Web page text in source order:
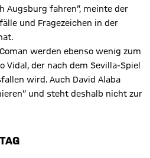
Augsburg fahren“, meinte der
und Fragezeichen in der
werden ebenso wenig zum
der nach dem Sevilla-Spiel
wird. Auch David Alaba
und steht deshalb nicht zur